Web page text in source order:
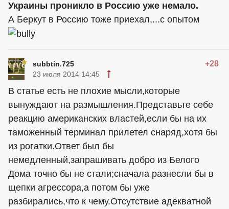
Украины проникло в Россию уже немало.
А Беркут в Россию тоже приехал,...с опытом
subbtin.725 +28
23 июля 2014 14:45
В статье есть не плохие мысли,которые
вынуждают на размышления.Представьте себе
реакцию американских властей,если бы на их
таможенный терминал прилетел снаряд,хотя бы
из рогатки.Ответ был бы
немедленный,запрашивать добро из Белого
Дома точно бы не стали;сначала разнесли бы в
щепки агрессора,а потом бы уже
разбирались,что к чему.Отсутствие адекватной